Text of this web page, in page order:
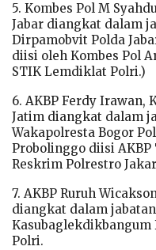
5. Kombes Pol M
Jabar diangkat dalam
Dirpamobvit Polda
diisi oleh Kombes Pol
STIK Lemdiklat Polri.)
6. AKBP Ferdy Irawan,
Jatim diangkat dalam
Wakapolresta Bogor
Probolinggo diisi AKBP
Reskrim Polrestro
7. AKBP Ruruh
diangkat dalam
Kasubaglekdikbangum
Polri.